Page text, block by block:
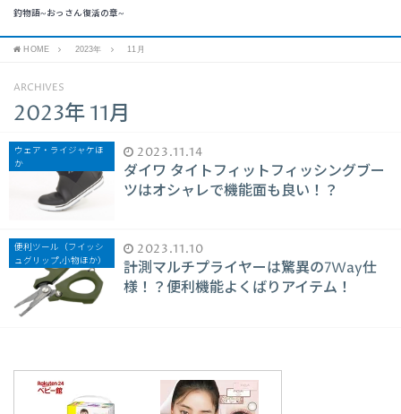
釣物語~おっさん復活の章~
HOME 2023年 11月
ARCHIVES
2023年 11月
ウェア・ライジャケほ
か
2023.11.14
ダイワ タイトフィットフィッシングブー
ツはオシャレで機能面も良い！？
便利ツール（フイッシ
ュグリップ.小物ほか）
2023.11.10
計測マルチプライヤーは驚異の7Way仕
様！？便利機能よくばりアイテム！